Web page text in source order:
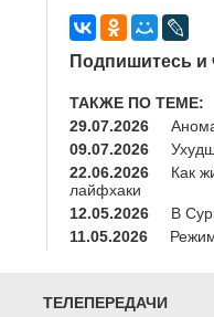
Подпишитесь и
ТАКЖЕ ПО ТЕМЕ:
29.07.2026
09.07.2026
22.06.2026
Как
лайфхаки
12.05.2026
В
11.05.2026
ТЕЛЕПЕРЕДАЧИ